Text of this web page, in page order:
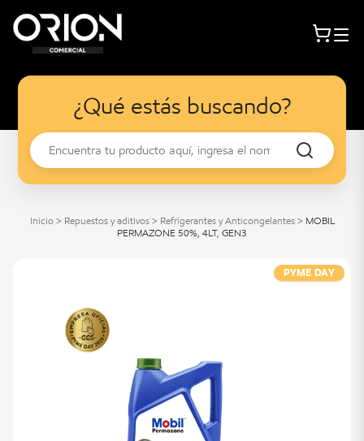
¿Qué estás buscando?
Inicio > Repuestos y aditivos > Refrigerantes y Anticongelantes > MOBIL
PERMAZONE 50%, 4LT, GEN3
PYME DAY